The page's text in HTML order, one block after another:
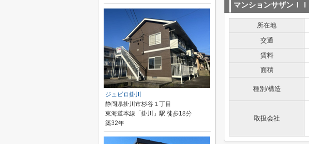
マンションサザンＩＩ
所在地
交通
賃料
面積
種別/構造
取扱会社
ジュビロ掛川
静岡県掛川市杉谷１丁目
東海道本線「掛川」駅 徒歩18分
築32年